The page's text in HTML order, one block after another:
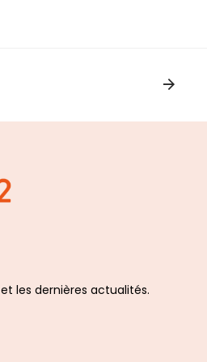
les dernières actualités.